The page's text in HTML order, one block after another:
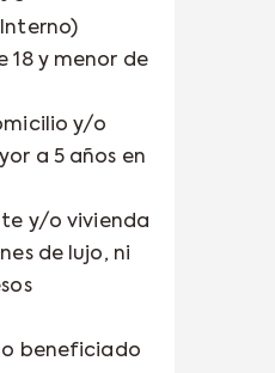
18 y menor de
y/o
a 5 años en
y/o vivienda
de lujo, ni
beneficiado